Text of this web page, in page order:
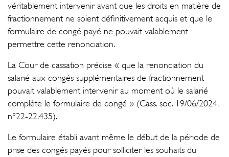
véritablement intervenir avant que les droits en matière de
fractionnement ne soient définitivement acquis et que le
formulaire de congé payé ne pouvait valablement
permettre cette renonciation.
La Cour de cassation précise « que la renonciation du
salarié aux congés supplémentaires de fractionnement
pouvait valablement intervenir au moment où le salarié
complète le formulaire de congé » (Cass. soc. 19/06/2024,
n°22-22.435).
Le formulaire établi avant même le début de la période de
prise des congés payés pour solliciter les souhaits du